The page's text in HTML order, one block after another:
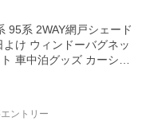
95系 2WAY網戸シェード
よけ ウィンドーバグネッ
車中泊グッズ カーシェ
ントリー